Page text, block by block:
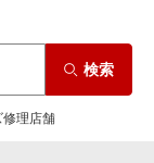
検索
修理店舗